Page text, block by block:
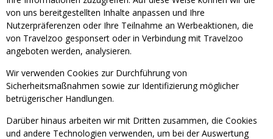
von uns bereitgestellten Inhalte anpassen und Ihre
Nutzerpräferenzen oder Ihre Teilnahme an Werbeaktionen, die
von Travelzoo gesponsert oder in Verbindung mit Travelzoo
angeboten werden, analysieren.
Wir verwenden Cookies zur Durchführung von
Sicherheitsmaßnahmen sowie zur Identifizierung möglicher
betrügerischer Handlungen.
Darüber hinaus arbeiten wir mit Dritten zusammen, die Cookies
und andere Technologien verwenden, um bei der Auswertung